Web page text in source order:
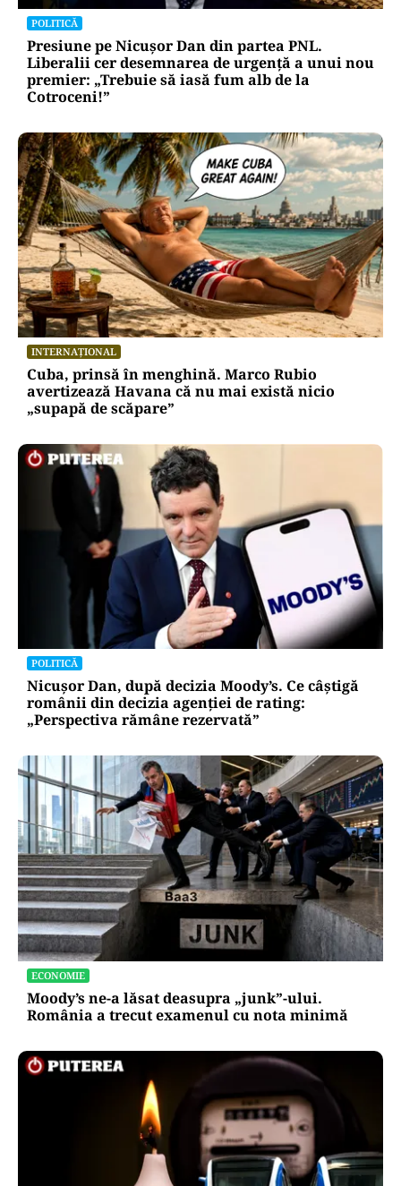
POLITICĂ
Presiune pe Nicușor Dan din partea PNL.
Liberalii cer desemnarea de urgență a unui nou
premier: „Trebuie să iasă fum alb de la
Cotroceni!”
INTERNAȚIONAL
Cuba, prinsă în menghină. Marco Rubio
avertizează Havana că nu mai există nicio
„supapă de scăpare”
POLITICĂ
Nicușor Dan, după decizia Moody’s. Ce câștigă
românii din decizia agenției de rating:
„Perspectiva rămâne rezervată”
ECONOMIE
Moody’s ne-a lăsat deasupra „junk”-ului.
România a trecut examenul cu nota minimă